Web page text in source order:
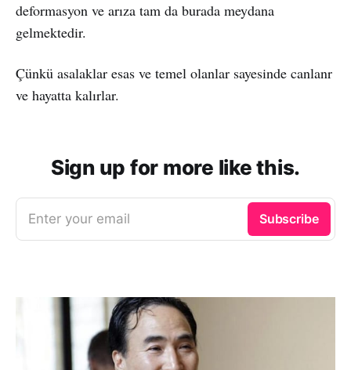
deformasyon ve arıza tam da burada meydana
gelmektedir.
Çünkü asalaklar esas ve temel olanlar sayesinde canlanr
ve hayatta kalırlar.
Sign up for more like this.
Enter your email Subscribe